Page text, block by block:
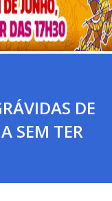
DE
SEM TER